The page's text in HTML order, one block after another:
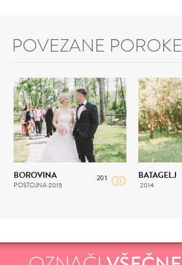
POVEZANE POROKE
201
BOROVINA
POSTOJNA 2015
BATAGELJ
2014